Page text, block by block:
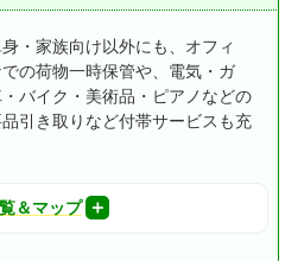
・家族向け以外にも、オフィ
の荷物一時保管や、電気・ガ
バイク・美術品・ピアノなどの
引き取りなど付帯サービスも充
＆マップ